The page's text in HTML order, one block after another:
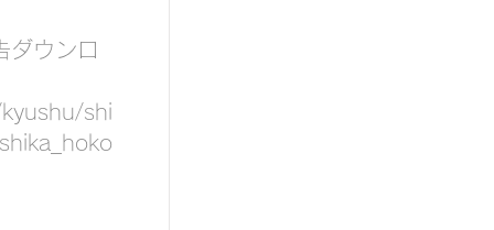
ウンロ
shi